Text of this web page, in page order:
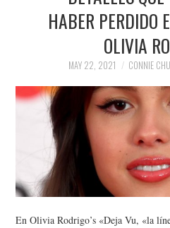
HABER PERDIDO
OLIVIA
MAY 22, 2021 CONNIE CHU
En Olivia Rodrigo’s «Deja Vu, «la